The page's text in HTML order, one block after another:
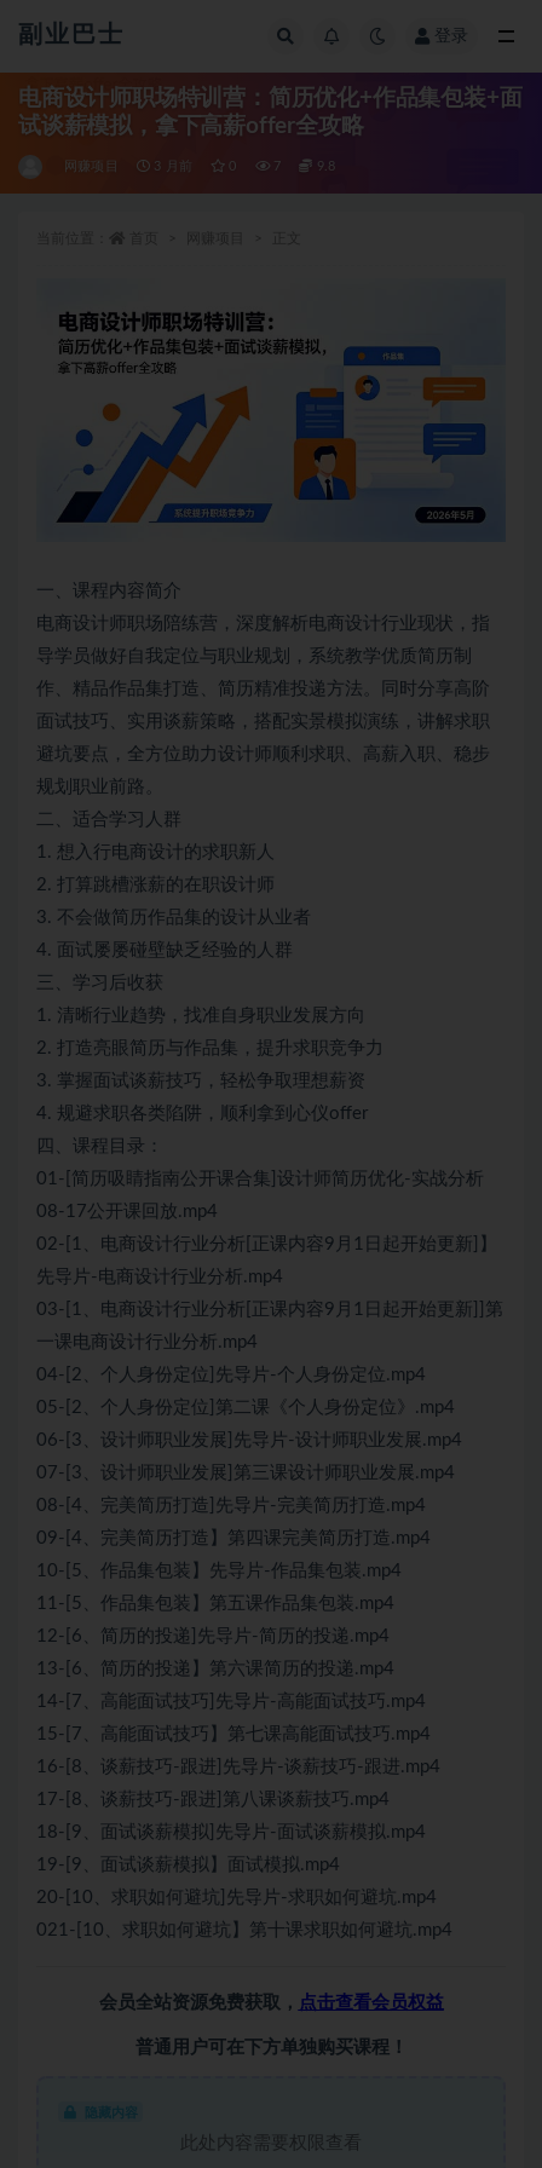
副业巴士 登录
电商设计师职场特训营：简历优化+作品集包装+面
试谈薪模拟，拿下高薪offer全攻略
网赚项目 3 月前 0 7 9.8
一、课程内容简介
电商设计师职场陪练营，深度解析电商设计行业现状，指
导学员做好自我定位与职业规划，系统教学优质简历制
作、精品作品集打造、简历精准投递方法。同时分享高阶
面试技巧、实用谈薪策略，搭配实景模拟演练，讲解求职
避坑要点，全方位助力设计师顺利求职、高薪入职、稳步
规划职业前路。
二、适合学习人群
1. 想入行电商设计的求职新人
2. 打算跳槽涨薪的在职设计师
3. 不会做简历作品集的设计从业者
4. 面试屡屡碰壁缺乏经验的人群
三、学习后收获
1. 清晰行业趋势，找准自身职业发展方向
2. 打造亮眼简历与作品集，提升求职竞争力
3. 掌握面试谈薪技巧，轻松争取理想薪资
4. 规避求职各类陷阱，顺利拿到心仪offer
四、课程目录：
01-[简历吸睛指南公开课合集]设计师简历优化-实战分析
08-17公开课回放.mp4
02-[1、电商设计行业分析[正课内容9月1日起开始更新]】
先导片-电商设计行业分析.mp4
03-[1、电商设计行业分析[正课内容9月1日起开始更新]]第
一课电商设计行业分析.mp4
04-[2、个人身份定位]先导片-个人身份定位.mp4
05-[2、个人身份定位]第二课《个人身份定位》.mp4
06-[3、设计师职业发展]先导片-设计师职业发展.mp4
07-[3、设计师职业发展]第三课设计师职业发展.mp4
08-[4、完美简历打造]先导片-完美简历打造.mp4
09-[4、完美简历打造】第四课完美简历打造.mp4
10-[5、作品集包装】先导片-作品集包装.mp4
11-[5、作品集包装】第五课作品集包装.mp4
12-[6、简历的投递]先导片-简历的投递.mp4
13-[6、简历的投递】第六课简历的投递.mp4
14-[7、高能面试技巧]先导片-高能面试技巧.mp4
15-[7、高能面试技巧】第七课高能面试技巧.mp4
16-[8、谈薪技巧-跟进]先导片-谈薪技巧-跟进.mp4
17-[8、谈薪技巧-跟进]第八课谈薪技巧.mp4
18-[9、面试谈薪模拟]先导片-面试谈薪模拟.mp4
19-[9、面试谈薪模拟】面试模拟.mp4
20-[10、求职如何避坑]先导片-求职如何避坑.mp4
021-[10、求职如何避坑】第十课求职如何避坑.mp4
会员全站资源免费获取， 点击查看会员权益
普通用户可在下方单独购买课程！
隐藏内容
此处内容需要权限查看